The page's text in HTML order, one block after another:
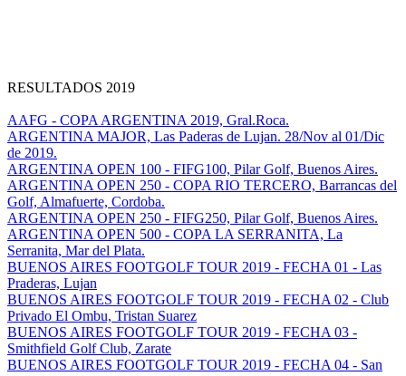
RESULTADOS 2019
AAFG - COPA ARGENTINA 2019, Gral.Roca.
ARGENTINA MAJOR, Las Paderas de Lujan. 28/Nov al 01/Dic
de 2019.
ARGENTINA OPEN 100 - FIFG100, Pilar Golf, Buenos Aires.
ARGENTINA OPEN 250 - COPA RIO TERCERO, Barrancas del
Golf, Almafuerte, Cordoba.
ARGENTINA OPEN 250 - FIFG250, Pilar Golf, Buenos Aires.
ARGENTINA OPEN 500 - COPA LA SERRANITA, La
Serranita, Mar del Plata.
BUENOS AIRES FOOTGOLF TOUR 2019 - FECHA 01 - Las
Praderas, Lujan
BUENOS AIRES FOOTGOLF TOUR 2019 - FECHA 02 - Club
Privado El Ombu, Tristan Suarez
BUENOS AIRES FOOTGOLF TOUR 2019 - FECHA 03 -
Smithfield Golf Club, Zarate
BUENOS AIRES FOOTGOLF TOUR 2019 - FECHA 04 - San